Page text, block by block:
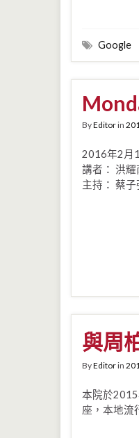
Google
ByEditorin
2016年2月
講者： 洪耀
主持： 蔡
與周
ByEditorin
本院於
座，本地流